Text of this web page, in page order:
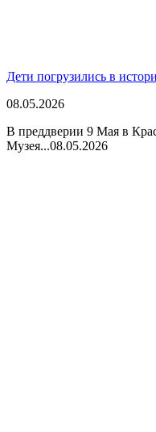
Дети погрузились в
08.05.2026
В преддверии 9 Мая в
Музея...08.05.2026